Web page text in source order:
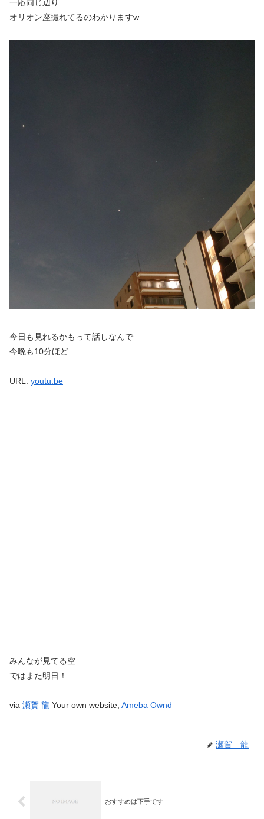
一応同じ辺り
オリオン座撮れてるのわかりますw
今日も見れるかもって話しなんで
今晩も10分ほど
URL: youtu.be
みんなが見てる空
ではまた明日！
via 瀬賀 龍 Your own website, Ameba Ownd
瀬賀 龍
おすすめは下手です